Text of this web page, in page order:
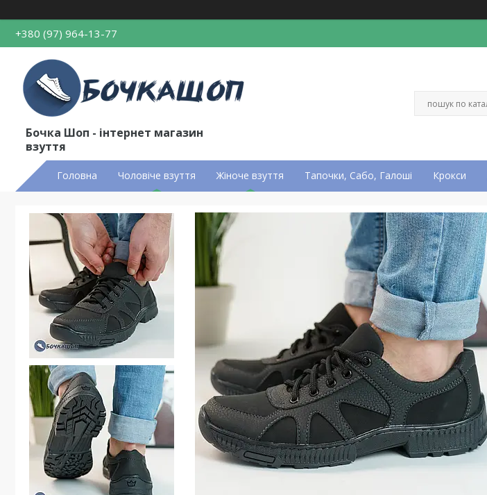
+380 (97) 964-13-77
Бочка Шоп - інтернет магазин
взуття
Головна Чоловіче взуття Жіноче взуття Тапочки, Сабо, Галоші Крокси